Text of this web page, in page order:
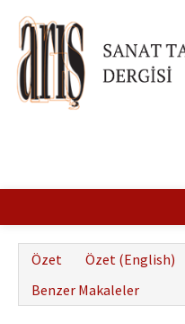
Amaç ve Kapsam
Özet Özet (English)
Benzer Makaleler